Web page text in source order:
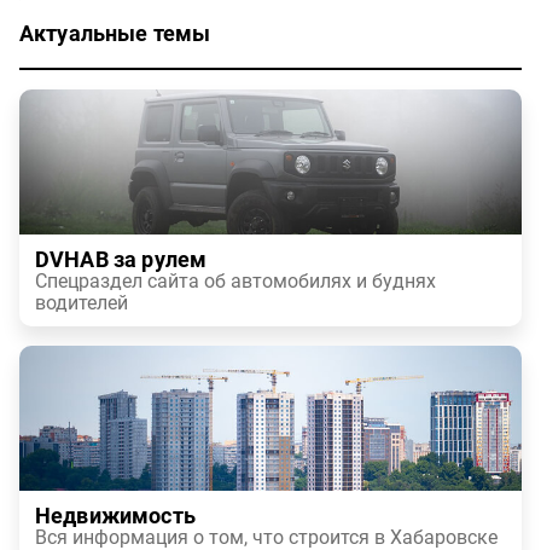
Актуальные темы
DVHAB за рулем
Спецраздел сайта об автомобилях и буднях
водителей
Недвижимость
Вся информация о том, что строится в Хабаровске